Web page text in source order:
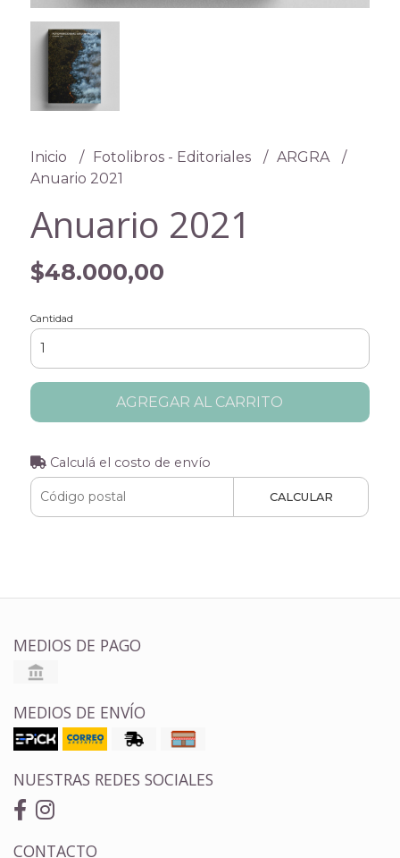
Inicio Fotolibros - Editoriales
ARGRA
Anuario 2021
Anuario 2021
$48.000,00
Cantidad
AGREGAR AL CARRITO
Calculá el costo de envío
CALCULAR
MEDIOS DE PAGO
MEDIOS DE ENVÍO
NUESTRAS REDES SOCIALES
CONTACTO